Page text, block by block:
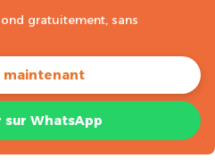
gratuitement, sans
maintenant
sur WhatsApp